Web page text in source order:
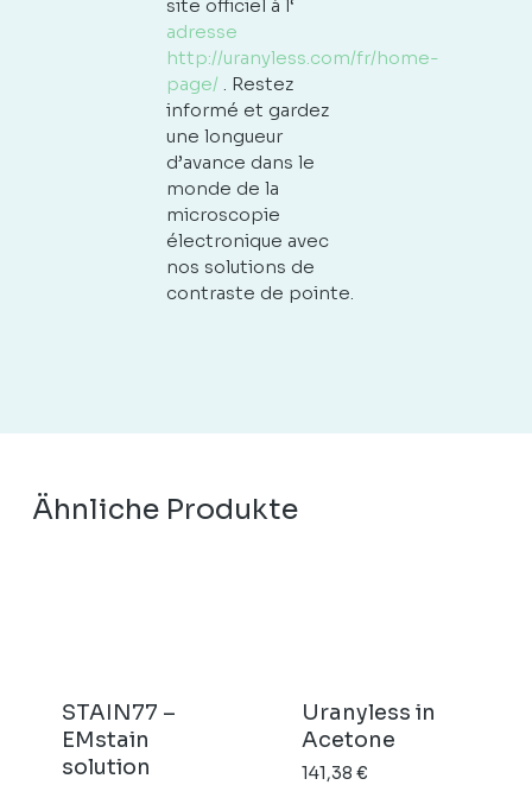
site officiel à l‘
adresse
http://uranyless.com/fr/home-
page/. Restez
informé et gardez
une longueur
d’avance dans le
monde de la
microscopie
électronique avec
nos solutions de
contraste de pointe.
Ähnliche Produkte
STAIN77 –
EMstain
solution
Uranyless in
Acetone
141,38 €